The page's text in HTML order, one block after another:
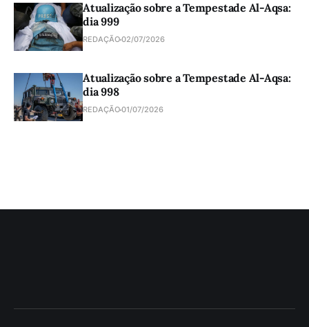
Atualização sobre a Tempestade Al-Aqsa:
dia 999
REDAÇÃO02/07/2026
Atualização sobre a Tempestade Al-Aqsa:
dia 998
REDAÇÃO01/07/2026